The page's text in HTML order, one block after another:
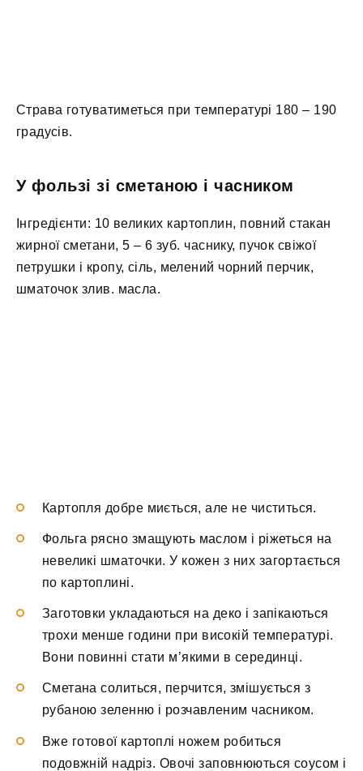
Страва готуватиметься при температурі 180 – 190
градусів.
У фользі зі сметаною і часником
Інгредієнти: 10 великих картоплин, повний стакан
жирної сметани, 5 – 6 зуб. часнику, пучок свіжої
петрушки і кропу, сіль, мелений чорний перчик,
шматочок злив. масла.
Картопля добре миється, але не чиститься.
Фольга рясно змащують маслом і ріжеться на
невеликі шматочки. У кожен з них загортається
по картоплині.
Заготовки укладаються на деко і запікаються
трохи менше години при високій температурі.
Вони повинні стати м’якими в серединці.
Сметана солиться, перчится, змішується з
рубаною зеленню і розчавленим часником.
Вже готової картоплі ножем робиться
подовжній надріз. Овочі заповнюються соусом і